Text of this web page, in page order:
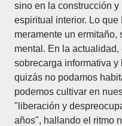
sino en la construcción
espiritual interior. Lo
meramente un ermitaño,
mental. En la
sobrecarga informativa
quizás no podamos
podemos cultivar en
"liberación y
años", hallando el ritmo